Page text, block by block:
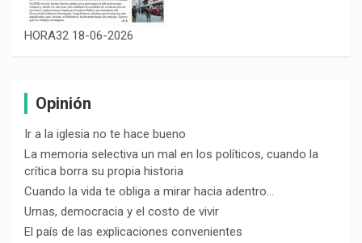
HORA32 18-06-2026
Opinión
Ir a la iglesia no te hace bueno
La memoria selectiva un mal en los políticos, cuando la
crítica borra su propia historia
Cuando la vida te obliga a mirar hacia adentro…
Urnas, democracia y el costo de vivir
El país de las explicaciones convenientes